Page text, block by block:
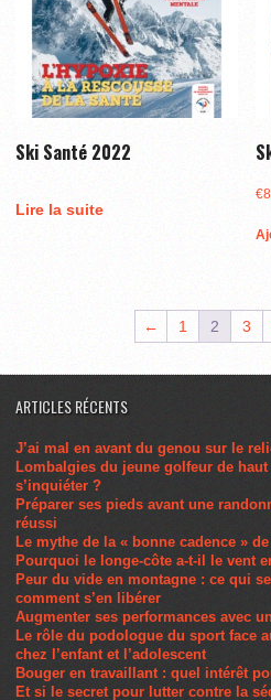
Ski Santé 2022
Lire la suite
€
← 1 2 3
ARTICLES RÉCENTS
J’ai mal en avant du genou sur le
Lombalgies du jeune golfeur de
s’inquiéter ?
Préparer ses pieds avant une
réussi
Le mythe de la « bonne cadence »
Pourquoi le longe-côte a-t-il le vent
Peur du vide en montagne : ce qui
comment s’en libérer
Augmenter ses performances avec
Le rôle du podologue du sport face
chez l’enfant et l’adolescent
Bouger en travaillant : quel intérêt
Et si le secret pour lutter contre la